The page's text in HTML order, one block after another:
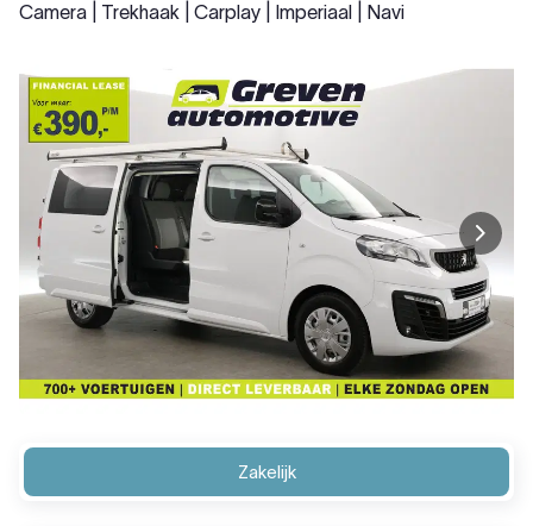
Camera | Trekhaak | Carplay | Imperiaal | Navi
Zakelijk